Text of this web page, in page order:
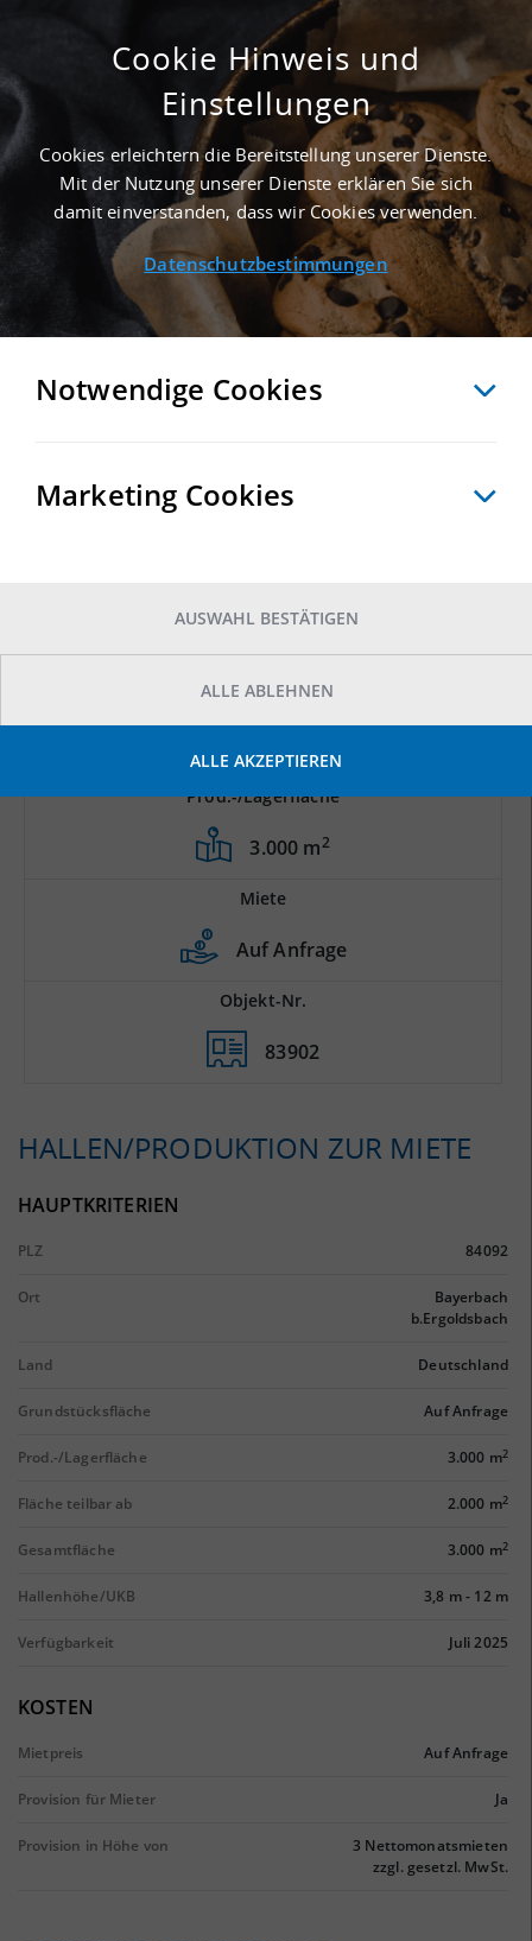
GEPFLEGT - 3.000 M² MIETHALLE IN
BAYERBACH B.ERGOLDSBACH NAHE
GÜTERVERKEHRSZENTRUM BAYERNHAFEN
REGENSBURG - LANDKREIS LANDSHUT
Immobiliensuche / Detailansicht
Prod.-/Lagerfläche
3.000 m2
Miete
Auf Anfrage
Objekt-Nr.
83902
HALLEN/PRODUKTION ZUR MIETE
HAUPTKRITERIEN
PLZ 84092
Ort
Bayerbach
b.Ergoldsbach
Land Deutschland
Grundstücksfläche Auf Anfrage
Prod.-/Lagerfläche 3.000 m2
Fläche teilbar ab 2.000 m2
Gesamtfläche 3.000 m2
Hallenhöhe/UKB 3,8 m- 12 m
Verfügbarkeit Juli 2025
KOSTEN
Mietpreis Auf Anfrage
Provision für Mieter Ja
Provision in Höhe von
3 Nettomonatsmieten
zzgl. gesetzl. MwSt.
Cookie Hinweis und
Einstellungen
Cookies erleichtern die Bereitstellung unserer Dienste.
Mit der Nutzung unserer Dienste erklären Sie sich
damit einverstanden, dass wir Cookies verwenden.
Datenschutzbestimmungen
Notwendige Cookies
Marketing Cookies
AUSWAHL BESTÄTIGEN
ALLE ABLEHNEN
ALLE AKZEPTIEREN